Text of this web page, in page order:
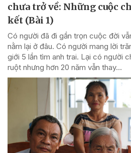
chưa trở về: Những cuộc
kết (Bài 1)
Có người đã đi gần trọn cuộc đời
nằm lại ở đâu. Có người mang lời
giới 5 lần tìm anh trai. Lại có người
ruột nhưng hơn 20 năm vẫn thay...